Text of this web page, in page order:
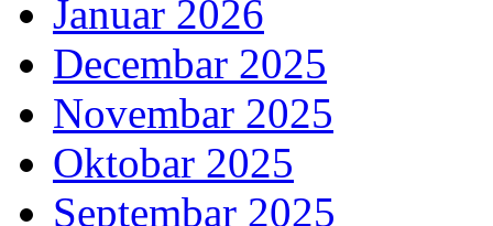
Januar 2026
Decembar 2025
Novembar 2025
Oktobar 2025
Septembar 2025